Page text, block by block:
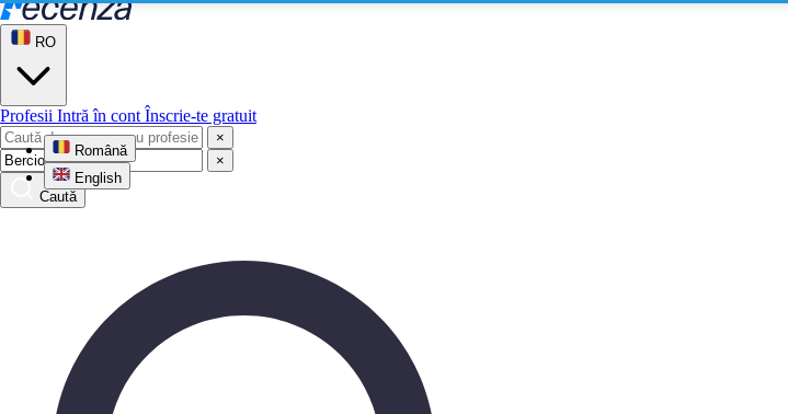
RO
Română
English
Profesii Intră în cont Înscrie-te gratuit
×
×
Caută